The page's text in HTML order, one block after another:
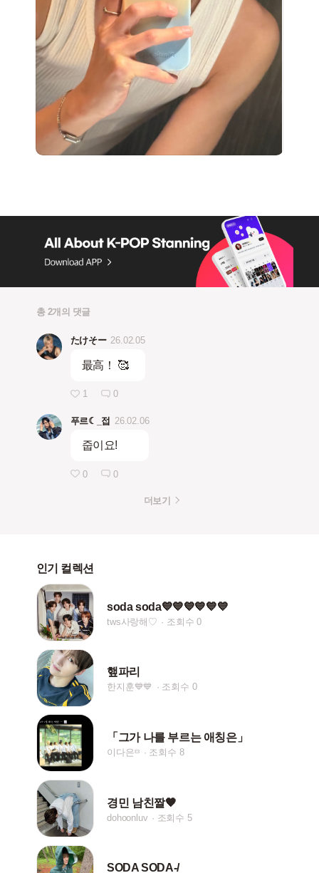
총 2개의 댓글
たけそー 26.02.05
最高！ 🥰
1 0
푸르☾_접 26.02.06
줍이요!
0 0
더보기
인기 컬렉션
soda soda💙💙💙💙💙💙
tws사랑해♡ 조회수 0
햎파리
한지훈💙💙 조회수 0
「그가 나를 부르는 애칭은」
이다은ᵋᵌ 조회수 8
경민 남친짤🧡
dohoonluv 조회수 5
SODA SODA-/